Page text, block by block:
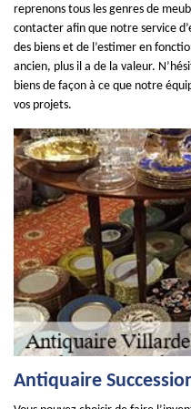
reprenons tous les genres de
contacter afin que notre service
des biens et de l’estimer en
ancien, plus il a de la valeur.
biens de façon à ce que notre
vos projets.
Antiquaire